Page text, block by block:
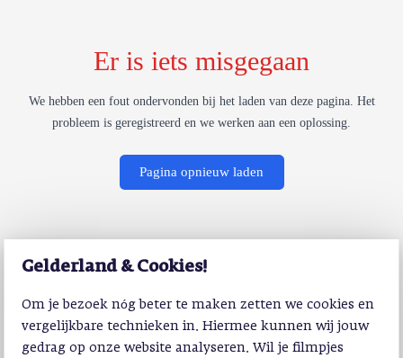
Gelderland & Cookies!
Om je bezoek nóg beter te maken zetten we cookies en
vergelijkbare technieken in. Hiermee kunnen wij jouw
gedrag op onze website analyseren. Wil je filmpjes
Er is iets misgegaan
We hebben een fout ondervonden bij het laden van deze pagina. Het
probleem is geregistreerd en we werken aan een oplossing.
Pagina opnieuw laden